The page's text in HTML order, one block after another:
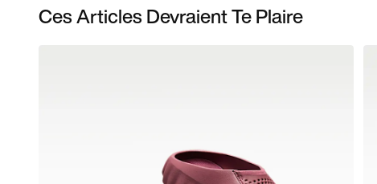
Ces Articles Devraient Te Plaire